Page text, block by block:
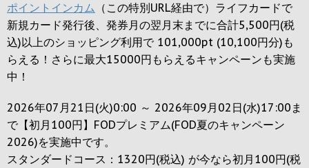
ポイントインカム （この特別URL経由で）ライフカードで
新規カード発行後、発券月の翌月末までに合計5,500円(税
込)以上のショッピング利用で 101,000pt (10,100円分)も
らえる！さらに最大15000円もらえるキャンペーンも実施
中！
2026年07月21日(火)0:00 ～ 2026年09月02日(水)17:00ま
で【初月100円】FODプレミアム(FOD夏のキャンペーン
2026)を実施中です。
スタンダードコース：1320円(税込) が今なら初月100円(税